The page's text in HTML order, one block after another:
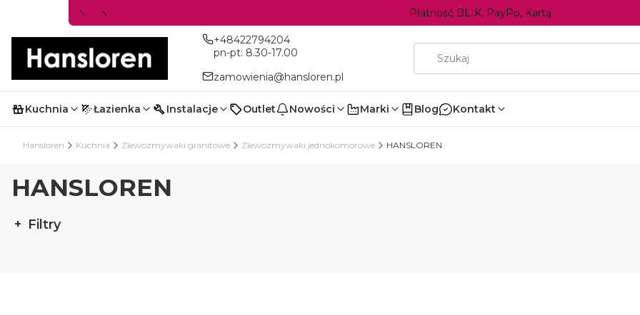
Płatność BLIK, PayPo, Kartą
+48422794204
pn-pt: 8.30-17.00
zamowienia@hansloren.pl
Kuchnia Łazienka Instalacje Outlet Nowości Marki Blog Kontakt
Hansloren Kuchnia Zlewozmywaki granitowe Zlewozmywaki jednokomorowe HANSLOREN
HANSLOREN
Filtry